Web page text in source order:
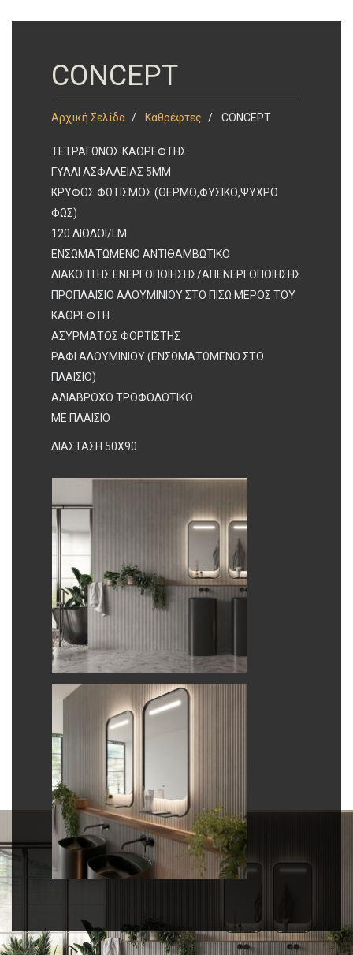
CONCEPT
Αρχική Σελίδα Καθρέφτες CONCEPT
ΤΕΤΡΑΓΩΝΟΣ ΚΑΘΡΕΦΤΗΣ
ΓΥΑΛΙ ΑΣΦΑΛΕΙΑΣ 5ΜΜ
ΚΡΥΦΟΣ ΦΩΤΙΣΜΟΣ (ΘΕΡΜΟ,ΦΥΣΙΚΟ,ΨΥΧΡΟ
ΦΩΣ)
120 ΔΙΟΔΟΙ/LM
ΕΝΣΩΜΑΤΩΜΕΝΟ ΑΝΤΙΘΑΜΒΩΤΙΚΟ
ΔΙΑΚΟΠΤΗΣ ΕΝΕΡΓΟΠΟΙΗΣΗΣ/ΑΠΕΝΕΡΓΟΠΟΙΗΣΗΣ
ΠΡΟΠΛΑΙΣΙΟ ΑΛΟΥΜΙΝΙΟΥ ΣΤΟ ΠΙΣΩ ΜΕΡΟΣ ΤΟΥ
ΚΑΘΡΕΦΤΗ
ΑΣΥΡΜΑΤΟΣ ΦΟΡΤΙΣΤΗΣ
ΡΑΦΙ ΑΛΟΥΜΙΝΙΟΥ (ΕΝΣΩΜΑΤΩΜΕΝΟ ΣΤΟ
ΠΛΑΙΣΙΟ)
ΑΔΙΑΒΡΟΧΟ ΤΡΟΦΟΔΟΤΙΚΟ
ΜΕ ΠΛΑΙΣΙΟ
ΔΙΑΣΤΑΣΗ 50X90